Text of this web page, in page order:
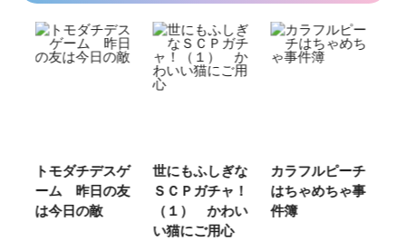
トモダチデスゲ
ーム 昨日の友
は今日の敵
世にもふしぎな
ＳＣＰガチャ！
（１） かわい
い猫にご用心
カラフルピーチ
はちゃめちゃ事
件簿